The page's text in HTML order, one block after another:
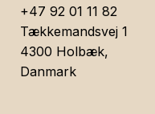
+47 92 01 11 82
Tækkemandsvej 1
4300 Holbæk,
Danmark